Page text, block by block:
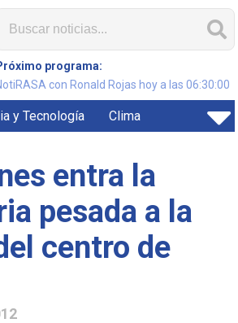
programa:
con Ronald Rojas hoy a las 06:30:00
y Tecnología Clima
entra la
pesada a la
centro de